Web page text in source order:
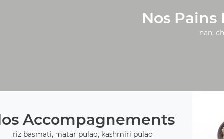
Nos
nan,
Accompagnements
riz basmati, matar pulao, kashmiri pulao